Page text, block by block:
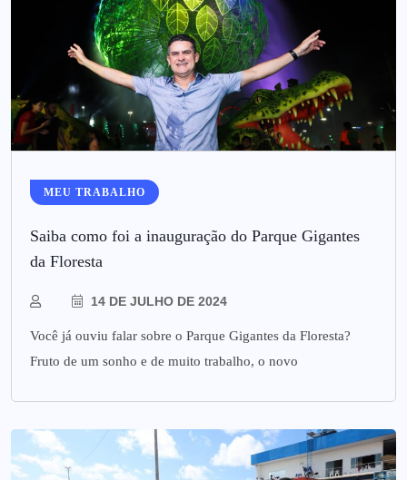
MEU TRABALHO
Saiba como foi a inauguração do Parque Gigantes
da Floresta
14 DE JULHO DE 2024
Você já ouviu falar sobre o Parque Gigantes da Floresta?
Fruto de um sonho e de muito trabalho, o novo